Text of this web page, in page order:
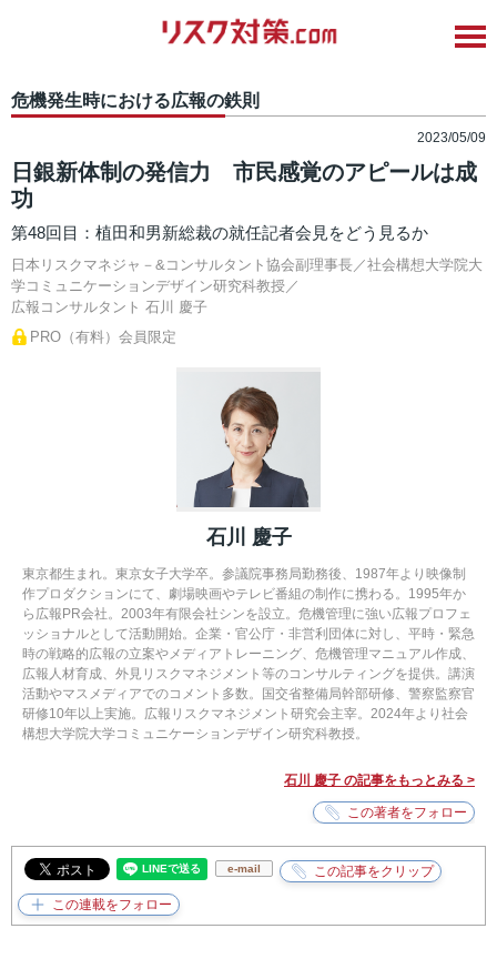
危機発生時における広報の鉄則
2023/05/09
日銀新体制の発信力 市民感覚のアピールは成
功
第48回目：植田和男新総裁の就任記者会見をどう見るか
日本リスクマネジャ－&コンサルタント協会副理事長／社会構想大学院大
学コミュニケーションデザイン研究科教授／
広報コンサルタント 石川 慶子
PRO（有料）会員限定
石川 慶子
東京都生まれ。東京女子大学卒。参議院事務局勤務後、1987年より映像制
作プロダクションにて、劇場映画やテレビ番組の制作に携わる。1995年か
ら広報PR会社。2003年有限会社シンを設立。危機管理に強い広報プロフェ
ッショナルとして活動開始。企業・官公庁・非営利団体に対し、平時・緊急
時の戦略的広報の立案やメディアトレーニング、危機管理マニュアル作成、
広報人材育成、外見リスクマネジメント等のコンサルティングを提供。講演
活動やマスメディアでのコメント多数。国交省整備局幹部研修、警察監察官
研修10年以上実施。広報リスクマネジメント研究会主宰。2024年より社会
構想大学院大学コミュニケーションデザイン研究科教授。
石川 慶子 の記事をもっとみる >
e-mail